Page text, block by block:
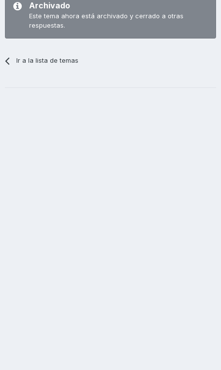
Archivado
Este tema ahora está archivado y cerrado a otras
respuestas.
Ir a la lista de temas